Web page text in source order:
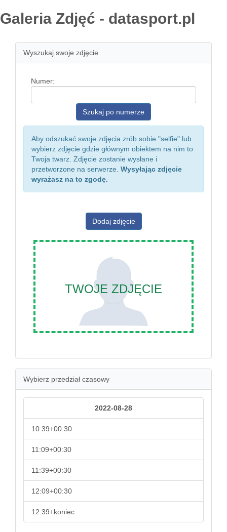
Galeria Zdjęć - datasport.pl
Wyszukaj swoje zdjęcie
Numer:
Aby odszukać swoje zdjęcia zrób sobie "selfie" lub
wybierz zdjęcie gdzie głównym obiektem na nim to
Twoja twarz. Zdjęcie zostanie wysłane i
przetworzone na serwerze. Wysyłając zdjęcie
wyrażasz na to zgodę.
Dodaj zdjęcie
TWOJE ZDJĘCIE
Wybierz przedział czasowy
2022-08-28
10:39+00:30
11:09+00:30
11:39+00:30
12:09+00:30
12:39+koniec